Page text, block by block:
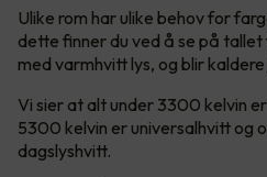
Ulike rom har ulike behov for
dette finner du ved å se på
med varmhvitt lys, og blir
Vi sier at alt under 3300 kelvin
5300 kelvin er universalhvitt og
dagslyshvitt.